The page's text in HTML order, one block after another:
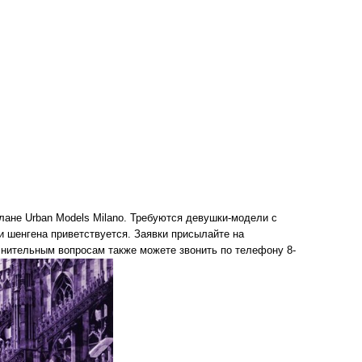
Urban Models Milano. Требуются девушки-модели с
приветствуется. Заявки присылайте на
вопросам также можете звонить по телефону 8-